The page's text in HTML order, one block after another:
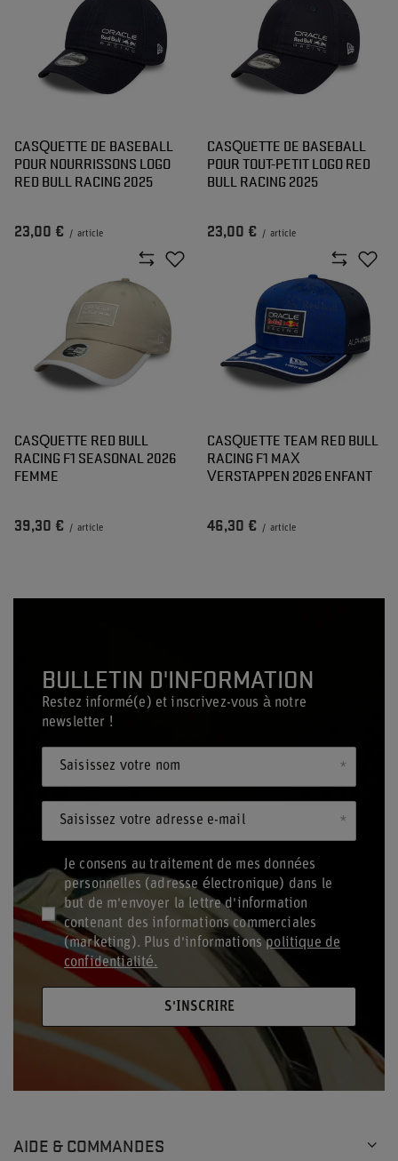
CASQUETTE DE BASEBALL
POUR NOURRISSONS LOGO
RED BULL RACING 2025
23,00 € / article
CASQUETTE DE BASEBALL
POUR TOUT-PETIT LOGO RED
BULL RACING 2025
23,00 € / article
CASQUETTE RED BULL
RACING F1 SEASONAL 2026
FEMME
39,30 € / article
CASQUETTE TEAM RED BULL
RACING F1 MAX
VERSTAPPEN 2026 ENFANT
46,30 € / article
BULLETIN D'INFORMATION
Restez informé(e) et inscrivez-vous à notre
newsletter !
Saisissez votre nom
Saisissez votre adresse e-mail
Je consens au traitement de mes données
personnelles (adresse électronique) dans le
but de m'envoyer la lettre d'information
contenant des informations commerciales
(marketing). Plus d'informationspolitique de
confidentialité.
S'INSCRIRE
AIDE & COMMANDES